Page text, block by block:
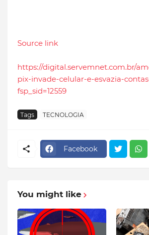
Source link
https://digital.servemnet.com.br/
pix-invade-celular-e-esvazia-
fsp_sid=12559
Tags TECNOLOGIA
Facebook
You might like